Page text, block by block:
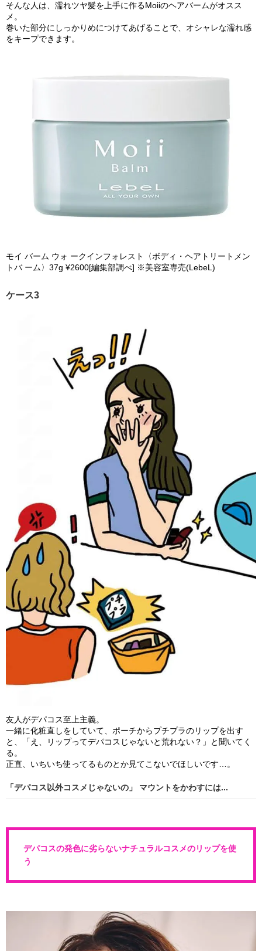
そんな人は、濡れツヤ髪を上手に作るMoiiのヘアバームがオスス
メ。
巻いた部分にしっかりめにつけてあげることで、オシャレな濡れ感
をキープできます。
モイ バーム ウォ ークインフォレスト〈ボディ・ヘアトリートメン
トバ ーム〉37g ¥2600[編集部調べ] ※美容室専売(LebeL)
ケース3
友人がデパコス至上主義。
一緒に化粧直しをしていて、ポーチからプチプラのリップを出す
と、「え、リップってデパコスじゃないと荒れない？」と聞いてく
る。
正直、いちいち使ってるものとか見てこないでほしいです…。
「デパコス以外コスメじゃないの」 マウントをかわすには...
デパコスの発色に劣らないナチュラルコスメのリップを使
う